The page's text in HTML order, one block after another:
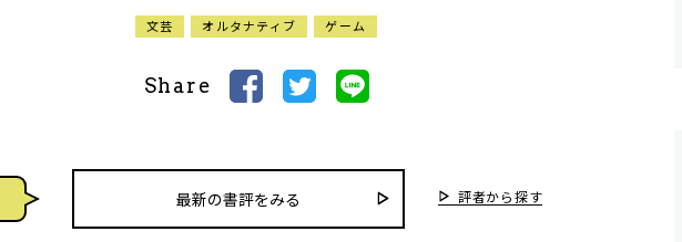
文芸 オルタナティブ ゲーム
Share
最新の書評をみる 評者から探す